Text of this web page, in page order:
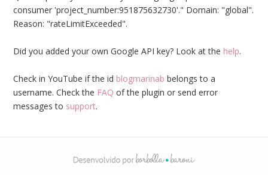
consumer 'project_number:951875632730'." Domain: "global".
Reason: "rateLimitExceeded".
Did you added your own Google API key? Look at the help.
Check in YouTube if the id blogmarinab belongs to a
username. Check the FAQ of the plugin or send error
messages to support.